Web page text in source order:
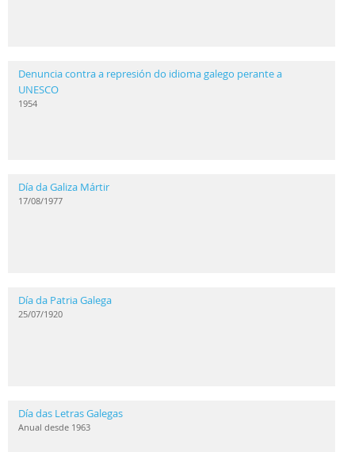
Denuncia contra a represión do idioma galego perante a
UNESCO
1954
Día da Galiza Mártir
17/08/1977
Día da Patria Galega
25/07/1920
Día das Letras Galegas
Anual desde 1963